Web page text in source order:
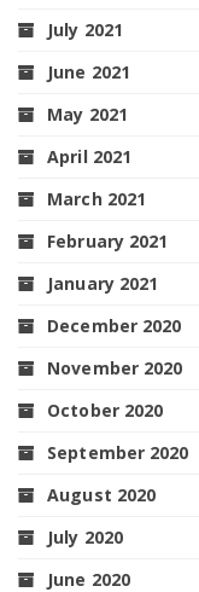
July 2021
June 2021
May 2021
April 2021
March 2021
February 2021
January 2021
December 2020
November 2020
October 2020
September 2020
August 2020
July 2020
June 2020